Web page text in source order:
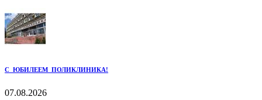
С ЮБИЛЕЕМ ПОЛИКЛИНИКА!
07.08.2026